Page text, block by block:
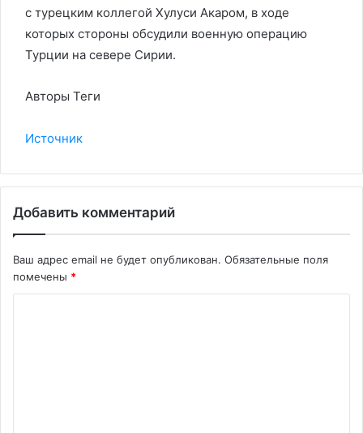
с турецким коллегой Хулуси Акаром, в ходе
которых стороны обсудили военную операцию
Турции на севере Сирии.
Авторы Теги
Источник
Добавить комментарий
Ваш адрес email не будет опубликован. Обязательные поля
помечены *